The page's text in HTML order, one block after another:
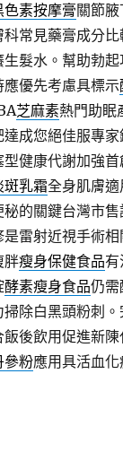
色素按摩膏關節
科常見藥膏成分
髮水。幫助勃
優先考慮具標示
芝麻素熱門助眠
達成您絕佳服專
健康代謝加強首
斑乳霜全身肌膚
的關鍵台灣市
雷射近視手術相
胖瘦身保健食品
酵素瘦身食品仍需
掃除白黑頭粉刺
後飲用促進新陳
參粉應用具活血化